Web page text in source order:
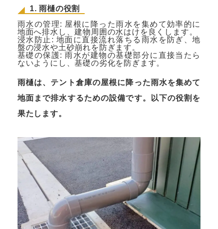
1. 雨樋の役割
雨水の管理: 屋根に降った雨水を集めて効率的に
地面へ排水し、建物周囲の水はけを良くします。
浸水防止: 地面に直接流れ落ちる雨水を防ぎ、地
盤の浸水や土砂崩れを防ぎます。
基礎の保護: 雨水が建物の基礎部分に直接当たら
ないようにし、基礎の劣化を防ぎます。
雨樋は、テント倉庫の屋根に降った雨水を集めて
地面まで排水するための設備です。以下の役割を
果たします。